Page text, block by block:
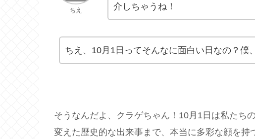
ちえ
介しちゃうね！
ちえ、10月1日ってそんなに面白い日なの？僕
そうなんだよ、クラゲちゃん！10月1日は私たち
変えた歴史的な出来事まで、本当に多彩な顔を